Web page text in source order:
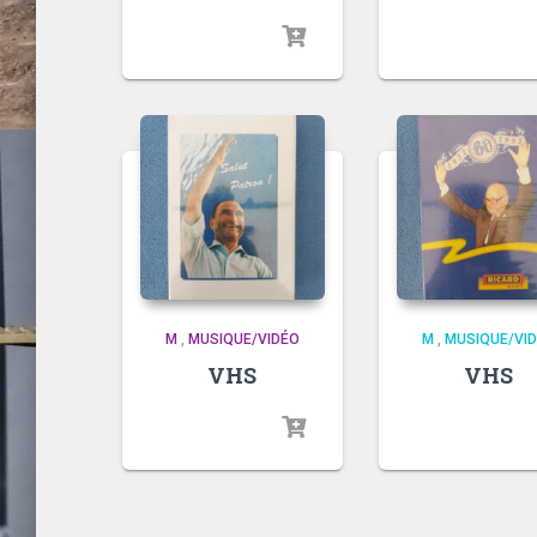
M , MUSIQUE/VIDÉO
VHS
M , MUSIQUE/
VHS